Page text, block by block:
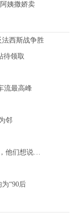
姨撒娇卖
法西斯战争胜
待领取
流最高峰
邻
他们想说…
“90后